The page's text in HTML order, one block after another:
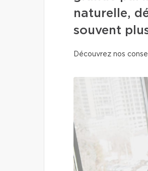
naturelle,
souvent
Découvrez nos